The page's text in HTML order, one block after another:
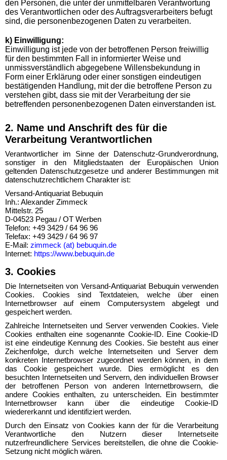
den Personen, die unter der unmittelbaren Verantwortung
des Verantwortlichen oder des Auftragsverarbeiters befugt
sind, die personenbezogenen Daten zu verarbeiten.
k) Einwilligung:
Einwilligung ist jede von der betroffenen Person freiwillig
für den bestimmten Fall in informierter Weise und
unmissverständlich abgegebene Willensbekundung in
Form einer Erklärung oder einer sonstigen eindeutigen
bestätigenden Handlung, mit der die betroffene Person zu
verstehen gibt, dass sie mit der Verarbeitung der sie
betreffenden personenbezogenen Daten einverstanden ist.
2. Name und Anschrift des für die
Verarbeitung Verantwortlichen
Verantwortlicher im Sinne der Datenschutz-Grundverordnung,
sonstiger in den Mitgliedstaaten der Europäischen Union
geltenden Datenschutzgesetze und anderer Bestimmungen mit
datenschutzrechtlichem Charakter ist:
Versand-Antiquariat Bebuquin
Inh.: Alexander Zimmeck
Mittelstr. 25
D-04523 Pegau / OT Werben
Telefon: +49 3429 / 64 96 96
Telefax: +49 3429 / 64 96 97
E-Mail: zimmeck (at) bebuquin.de
Internet: https://www.bebuquin.de
3. Cookies
Die Internetseiten von Versand-Antiquariat Bebuquin verwenden
Cookies. Cookies sind Textdateien, welche über einen
Internetbrowser auf einem Computersystem abgelegt und
gespeichert werden.
Zahlreiche Internetseiten und Server verwenden Cookies. Viele
Cookies enthalten eine sogenannte Cookie-ID. Eine Cookie-ID
ist eine eindeutige Kennung des Cookies. Sie besteht aus einer
Zeichenfolge, durch welche Internetseiten und Server dem
konkreten Internetbrowser zugeordnet werden können, in dem
das Cookie gespeichert wurde. Dies ermöglicht es den
besuchten Internetseiten und Servern, den individuellen Browser
der betroffenen Person von anderen Internetbrowsern, die
andere Cookies enthalten, zu unterscheiden. Ein bestimmter
Internetbrowser kann über die eindeutige Cookie-ID
wiedererkannt und identifiziert werden.
Durch den Einsatz von Cookies kann der für die Verarbeitung
Verantwortliche den Nutzern dieser Internetseite
nutzerfreundlichere Services bereitstellen, die ohne die Cookie-
Setzung nicht möglich wären.